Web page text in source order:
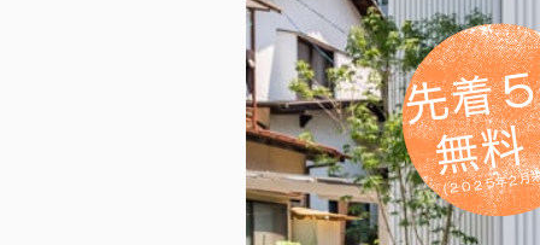
先着
無料
(２０２５年２月